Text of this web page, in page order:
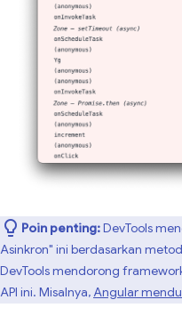
Poin penting:DevTools
Asinkron" ini berdasarkan
DevTools mendorong
API ini. Misalnya,Angular